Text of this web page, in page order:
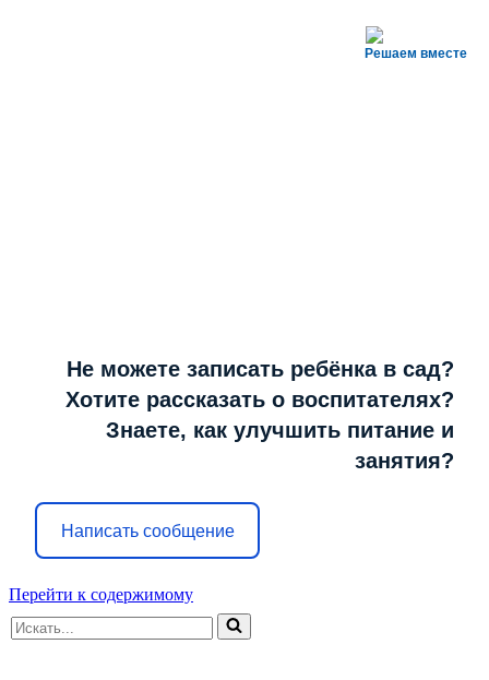
Решаем вместе
Не можете записать ребёнка в сад?
Хотите рассказать о воспитателях?
Знаете, как улучшить питание и
занятия?
Написать сообщение
Перейти к содержимому
Искать...